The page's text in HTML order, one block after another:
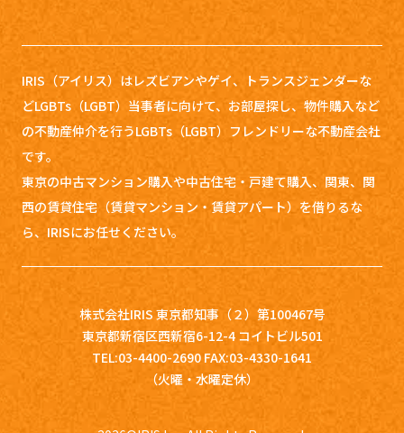
IRIS（アイリス）はレズビアンやゲイ、トランスジェンダーな
どLGBTs（LGBT）当事者に向けて、お部屋探し、 物件購入など
の不動産仲介を行うLGBTs（LGBT）フレンドリーな不動産会社
です。
東京の中古マンション購入や中古住宅・戸建て購入、関東、関
西の賃貸住宅（賃貸マンション・賃貸アパート）を借りるな
ら、IRISにお任せください。
株式会社IRIS 東京都知事（２）第100467号
東京都新宿区西新宿6-12-4 コイトビル501
TEL:03-4400-2690 FAX:03-4330-1641
（火曜・水曜定休）